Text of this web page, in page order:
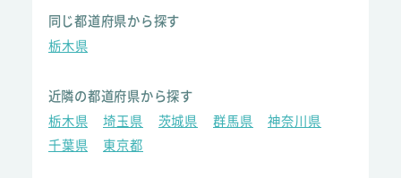
同じ都道府県から探す
栃木県
近隣の都道府県から探す
栃木県
埼玉県 茨城県 群馬県
神奈川県
千葉県
東京都